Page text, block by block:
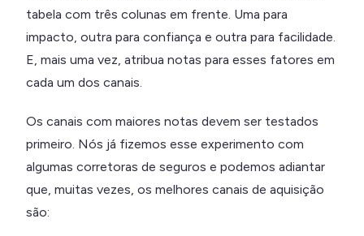
tabela com três colunas em frente. Uma para
impacto, outra para confiança e outra para facilidade.
E, mais uma vez, atribua notas para esses fatores em
cada um dos canais.
Os canais com maiores notas devem ser testados
primeiro. Nós já fizemos esse experimento com
algumas corretoras de seguros e podemos adiantar
que, muitas vezes, os melhores canais de aquisição
são: